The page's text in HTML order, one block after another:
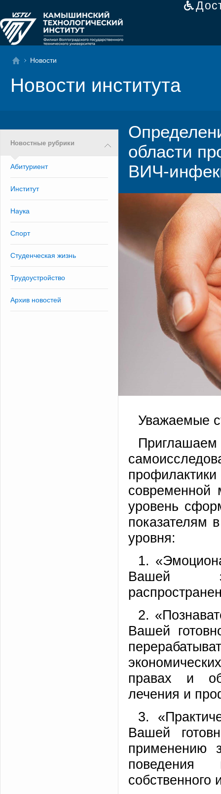
Новости
Новости института
Новостные рубрики
Абитуриент
Институт
Наука
Спорт
Студенческая жизнь
Трудоустройство
Архив новостей
области
ВИЧ-
Уважаемые
современной
уровень
показателям
уровня:
1.
Вашей
2.
Вашей
правах и
лечения и
3.
Вашей
применению
поведения
собственного